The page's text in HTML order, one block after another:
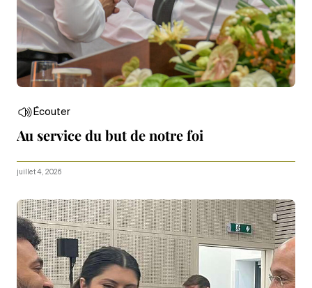
Écouter
Au service du but de notre foi
juillet 4, 2026